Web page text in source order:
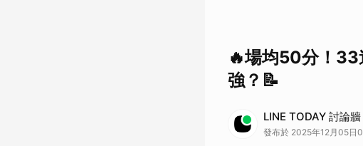
🔥場均50分！
強？📝
LINE TODAY 討論牆
發布於 2025年12月05日